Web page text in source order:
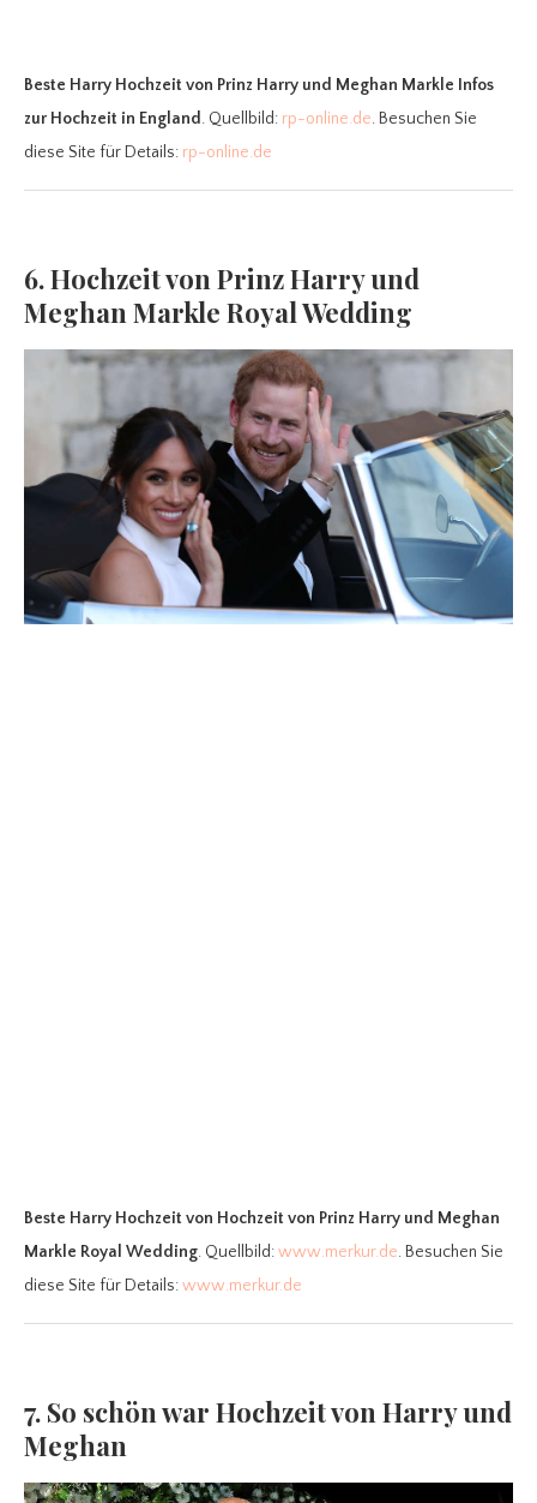
Beste Harry Hochzeit von Prinz Harry und Meghan Markle Infos
zur Hochzeit in England. Quellbild: rp-online.de. Besuchen Sie
diese Site für Details: rp-online.de
6. Hochzeit von Prinz Harry und
Meghan Markle Royal Wedding
Beste Harry Hochzeit von Hochzeit von Prinz Harry und Meghan
Markle Royal Wedding. Quellbild:www.merkur.de. Besuchen Sie
diese Site für Details:www.merkur.de
7. So schön war Hochzeit von Harry und
Meghan